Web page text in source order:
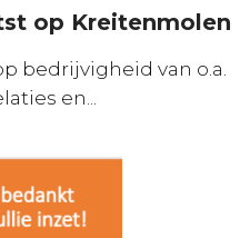
op Kreitenmolen
bedrijvigheid van o.a.
en...